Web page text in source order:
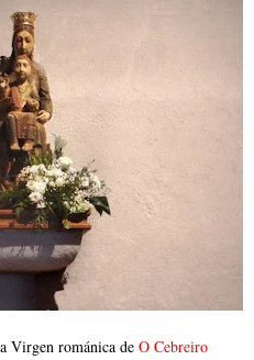
Virgen románica de O Cebreiro